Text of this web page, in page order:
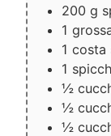
200 g
1
1 costa
1
½
½
½